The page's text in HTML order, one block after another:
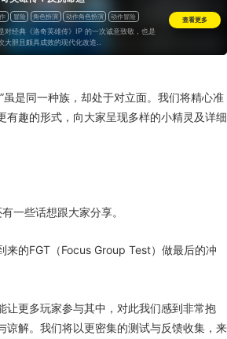
冒险 角色扮演 动作角色扮演 动作冒险
对经典《洛奇英雄传》IP 的一次诚意致敬，也是
大胆且颇具成效的现代化改造..
查看更多
虽是同一种族，却处于对立面。我们将精心准
有趣的形式，向大家呈现多样的小精灵及详细
一些话想跟大家分享。
来的FGT（Focus Group Test）做最后的冲
让更多玩家参与其中，对此我们感到非常抱
谅解。我们将以更密集的测试与反馈收集，来